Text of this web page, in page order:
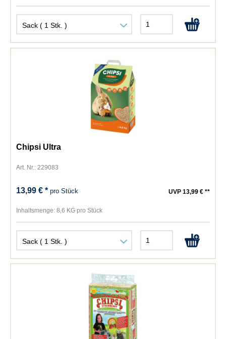
Chipsi Ultra
Art. Nr.: 229083
13,99 € *pro Stück UVP 13,99 € **
Inhaltsmenge: 8,6 KG pro Stück